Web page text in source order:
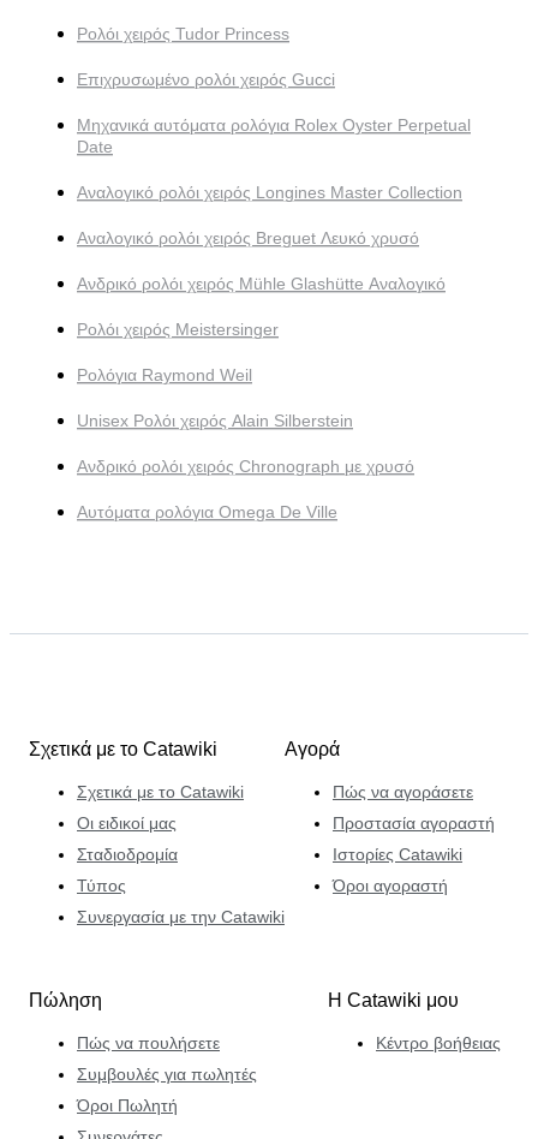
Ρολόι χειρός Tudor Princess
Επιχρυσωμένο ρολόι χειρός Gucci
Μηχανικά αυτόματα ρολόγια Rolex Oyster Perpetual
Date
Αναλογικό ρολόι χειρός Longines Master Collection
Αναλογικό ρολόι χειρός Breguet Λευκό χρυσό
Ανδρικό ρολόι χειρός Mühle Glashütte Αναλογικό
Ρολόι χειρός Meistersinger
Ρολόγια Raymond Weil
Unisex Ρολόι χειρός Alain Silberstein
Ανδρικό ρολόι χειρός Chronograph με χρυσό
Αυτόματα ρολόγια Omega De Ville
Σχετικά με το Catawiki
Σχετικά με το Catawiki
Οι ειδικοί μας
Σταδιοδρομία
Τύπος
Συνεργασία με την Catawiki
Αγορά
Πώς να αγοράσετε
Προστασία αγοραστή
Ιστορίες Catawiki
Όροι αγοραστή
Πώληση
Πώς να πουλήσετε
Συμβουλές για πωλητές
Όροι Πωλητή
Η Catawiki μου
Κέντρο βοήθειας